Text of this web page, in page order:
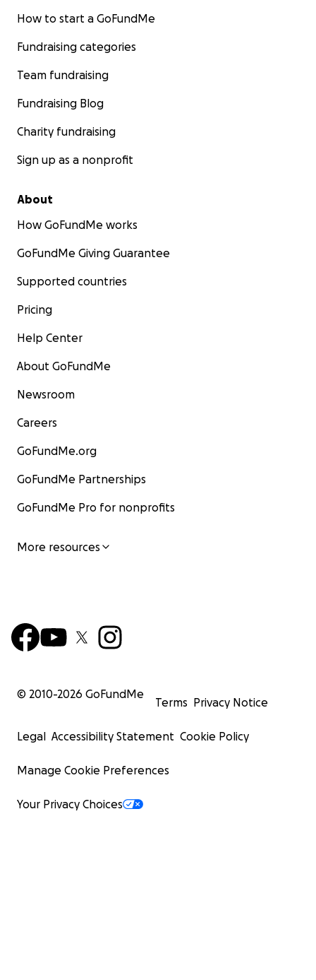
How to start a GoFundMe
Fundraising categories
Team fundraising
Fundraising Blog
Charity fundraising
Sign up as a nonprofit
About
How GoFundMe works
GoFundMe Giving Guarantee
Supported countries
Pricing
Help Center
About GoFundMe
Newsroom
Careers
GoFundMe.org
GoFundMe Partnerships
GoFundMe Pro for nonprofits
More resources
© 2010-2026 GoFundMe
Terms Privacy Notice
Legal Accessibility Statement Cookie Policy
Manage Cookie Preferences
Your Privacy Choices